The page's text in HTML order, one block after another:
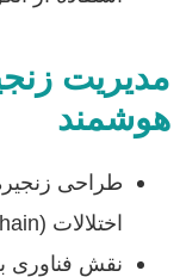
مدیریت
هوشمند
طراحی
اختلالات (Resilience Supply Chain).
نقش فناوری